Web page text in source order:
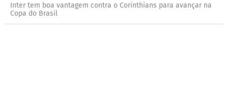
Inter tem boa vantagem contra o Corinthians para avançar na
Copa do Brasil